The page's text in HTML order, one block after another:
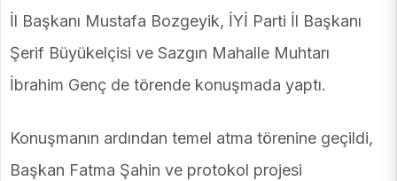
İl Başkanı Mustafa Bozgeyik, İYİ Parti İl Başkanı
Şerif Büyükelçisi ve Sazgın Mahalle Muhtarı
İbrahim Genç de törende konuşmada yaptı.
Konuşmanın ardından temel atma törenine geçildi,
Başkan Fatma Şahin ve protokol projesi